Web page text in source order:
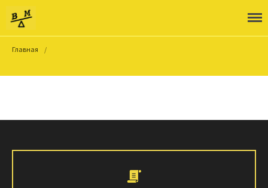
Войти
Главная /